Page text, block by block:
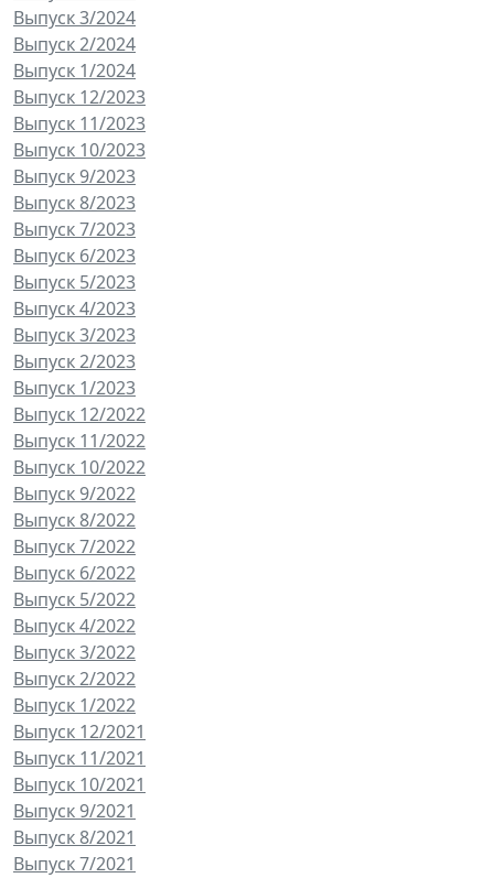
Выпуск 3/2024
Выпуск 2/2024
Выпуск 1/2024
Выпуск 12/2023
Выпуск 11/2023
Выпуск 10/2023
Выпуск 9/2023
Выпуск 8/2023
Выпуск 7/2023
Выпуск 6/2023
Выпуск 5/2023
Выпуск 4/2023
Выпуск 3/2023
Выпуск 2/2023
Выпуск 1/2023
Выпуск 12/2022
Выпуск 11/2022
Выпуск 10/2022
Выпуск 9/2022
Выпуск 8/2022
Выпуск 7/2022
Выпуск 6/2022
Выпуск 5/2022
Выпуск 4/2022
Выпуск 3/2022
Выпуск 2/2022
Выпуск 1/2022
Выпуск 12/2021
Выпуск 11/2021
Выпуск 10/2021
Выпуск 9/2021
Выпуск 8/2021
Выпуск 7/2021